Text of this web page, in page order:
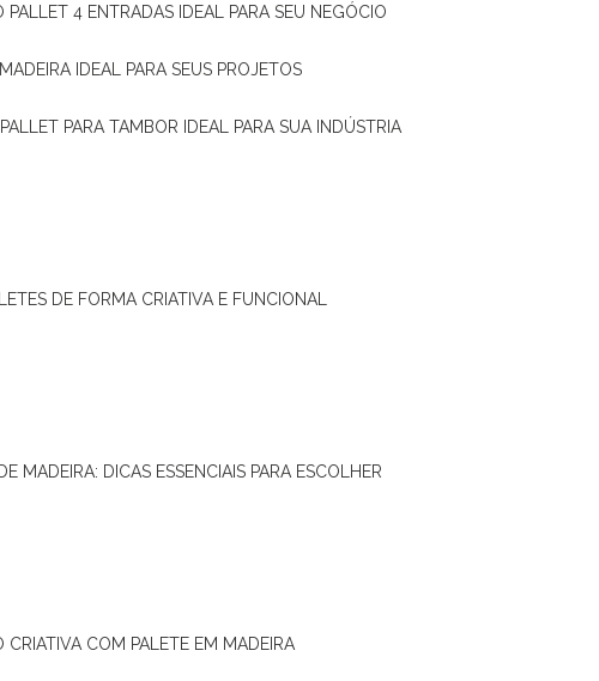
PALLET 4 ENTRADAS IDEAL PARA SEU NEGÓCIO
IDEAL PARA SEUS PROJETOS
PARA TAMBOR IDEAL PARA SUA INDÚSTRIA
DE FORMA CRIATIVA E FUNCIONAL
MADEIRA: DICAS ESSENCIAIS PARA ESCOLHER
CRIATIVA COM PALETE EM MADEIRA